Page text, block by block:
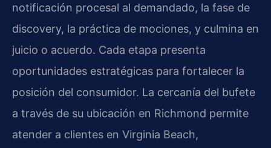
notificación procesal al demandado, la fase de
discovery, la práctica de mociones, y culmina en
juicio o acuerdo. Cada etapa presenta
oportunidades estratégicas para fortalecer la
posición del consumidor. La cercanía del bufete
a través de su ubicación en Richmond permite
atender a clientes en Virginia Beach,